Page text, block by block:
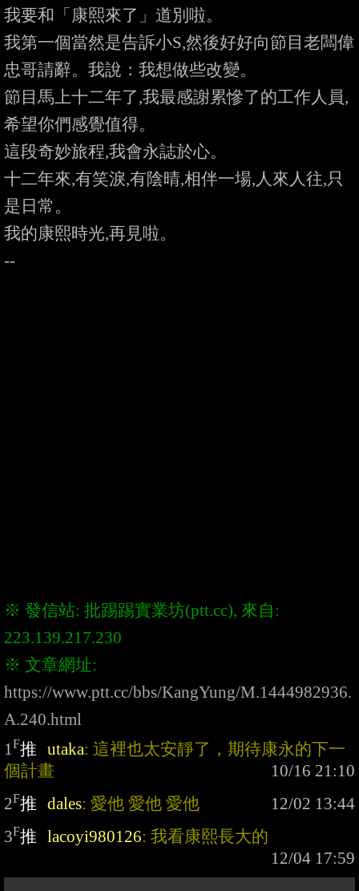
我要和「康熙來了」道別啦。
我第一個當然是告訴小S,然後好好向節目老闆偉
忠哥請辭。我說：我想做些改變。
節目馬上十二年了,我最感謝累慘了的工作人員,
希望你們感覺值得。
這段奇妙旅程,我會永誌於心。
十二年來,有笑淚,有陰晴,相伴一場,人來人往,只
是日常。
我的康熙時光,再見啦。
※ 發信站: 批踢踢實業坊(ptt.cc), 來自:
https://www.ptt.cc/bbs/KangYung/M.1444982936.
A.240.html
1F推 utaka: 這裡也太安靜了，期待康永的下一
個計畫
2F推 dales: 愛他 愛他 愛他
3F推 lacoyi980126: 我看康熙長大的